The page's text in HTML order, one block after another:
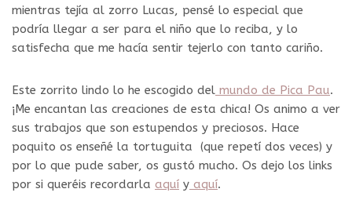
mientras tejía al zorro Lucas, pensé lo especial que
podría llegar a ser para el niño que lo reciba, y lo
satisfecha que me hacía sentir tejerlo con tanto cariño.
Este zorrito lindo lo he escogido del mundo de Pica Pau.
¡Me encantan las creaciones de esta chica! Os animo a ver
sus trabajos que son estupendos y preciosos. Hace
poquito os enseñé la tortuguita (que repetí dos veces) y
por lo que pude saber, os gustó mucho. Os dejo los links
por si queréis recordarla aquí y aquí.